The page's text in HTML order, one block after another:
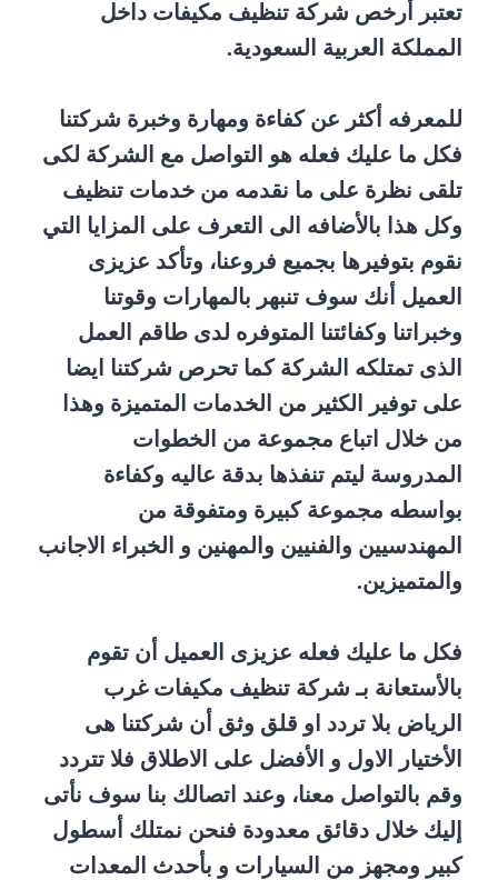
تعتبر أرخص شركة تنظيف مكيفات داخل
المملكة العربية السعودية.
للمعرفه أكثر عن كفاءة ومهارة وخبرة شركتنا
فكل ما عليك فعله هو التواصل مع الشركة لكى
تلقى نظرة على ما نقدمه من خدمات تنظيف
وكل هذا بالأضافه الى التعرف على المزايا التي
نقوم بتوفيرها بجميع فروعنا، وتأكد عزيزى
العميل أنك سوف تنبهر بالمهارات وقوتنا
وخبراتنا وكفائتنا المتوفره لدى طاقم العمل
الذى تمتلكه الشركة كما تحرص شركتنا ايضا
على توفير الكثير من الخدمات المتميزة وهذا
من خلال اتباع مجموعة من الخطوات
المدروسة ليتم تنفذها بدقة عاليه وكفاءة
بواسطه مجموعة كبيرة ومتفوقة من
المهندسيين والفنيين والمهنين و الخبراء الاجانب
والمتميزين.
فكل ما عليك فعله عزيزى العميل أن تقوم
بالأستعانة بـ شركة تنظيف مكيفات غرب
الرياض بلا تردد او قلق وثق أن شركتنا هى
الأختيار الاول و الأفضل على الاطلاق فلا تتردد
وقم بالتواصل معنا، وعند اتصالك بنا سوف نأتى
إليك خلال دقائق معدودة فنحن نمتلك أسطول
كبير ومجهز من السيارات و بأحدث المعدات